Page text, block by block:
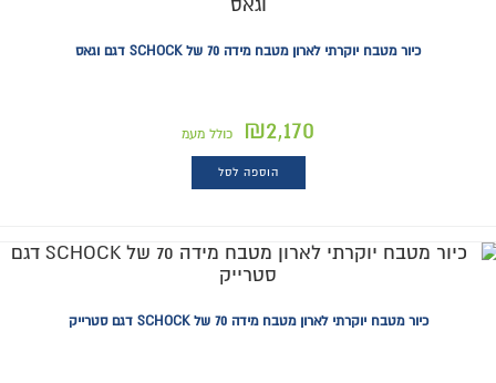
כיור מטבח יוקרתי לארון מטבח מידה 70 של SCHOCK דגם וגאס
₪2,170 כולל מעמ
הוספה לסל
כיור מטבח יוקרתי לארון מטבח מידה 70 של SCHOCK דגם סטרייק